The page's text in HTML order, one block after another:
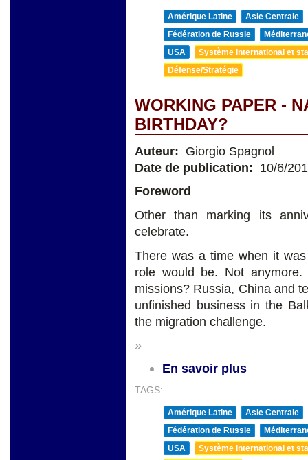
Amérique Latine
Asie Centrale
Fédération de Russie
USA
Système international et
Défense/Stratégie
WORKING PAPER -
BIRTHDAY?
Auteur: Giorgio Spagnol
Date de publication: 10/6/
Foreword
Other than marking its
celebrate.
There was a time when it
role would be. Not
missions? Russia, China and
unfinished business in the
the migration challenge.
»
En savoir plus
TAGS:
Amérique Latine
Asie Centrale
Fédération de Russie
USA
Système international et